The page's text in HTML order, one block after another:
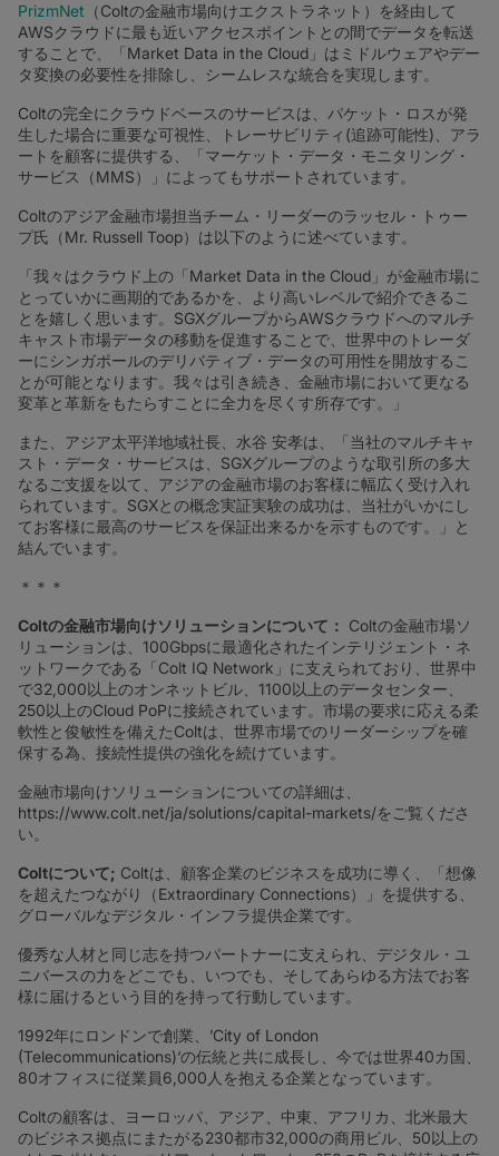
PrizmNet （Coltの金融市場向けエクストラネット）を経由して
AWSクラウドに最も近いアクセスポイントとの間でデータを転送
することで、「Market Data in the Cloud」はミドルウェアやデー
タ変換の必要性を排除し、シームレスな統合を実現します。
Coltの完全にクラウドベースのサービスは、パケット・ロスが発
生した場合に重要な可視性、トレーサビリティ(追跡可能性)、アラ
ートを顧客に提供する、「マーケット・データ・モニタリング・
サービス（MMS）」によってもサポートされています。
Coltのアジア金融市場担当チーム・リーダーのラッセル・トゥー
プ氏（Mr. Russell Toop）は以下のように述べています。
「我々はクラウド上の「Market Data in the Cloud」が金融市場に
とっていかに画期的であるかを、より高いレベルで紹介できるこ
とを嬉しく思います。SGXグループからAWSクラウドへのマルチ
キャスト市場データの移動を促進することで、世界中のトレーダ
ーにシンガポールのデリバティブ・データの可用性を開放するこ
とが可能となります。我々は引き続き、金融市場において更なる
変革と革新をもたらすことに全力を尽くす所存です。」
また、アジア太平洋地域社長、水谷 安孝は、「当社のマルチキャ
スト・データ・サービスは、SGXグループのような取引所の多大
なるご支援を以て、アジアの金融市場のお客様に幅広く受け入れ
られています。SGXとの概念実証実験の成功は、当社がいかにし
てお客様に最高のサービスを保証出来るかを示すものです。」と
結んでいます。
＊＊＊
Coltの金融市場向けソリューションについて： Coltの金融市場ソ
リューションは、100Gbpsに最適化されたインテリジェント・ネ
ットワークである「Colt IQ Network」に支えられており、世界中
で32,000以上のオンネットビル、1100以上のデータセンター、
250以上のCloud PoPに接続されています。市場の要求に応える柔
軟性と俊敏性を備えたColtは、世界市場でのリーダーシップを確
保する為、接続性提供の強化を続けています。
金融市場向けソリューションについての詳細は、
https://www.colt.net/ja/solutions/capital-markets/をご覧くださ
い。
Coltについて; Coltは、顧客企業のビジネスを成功に導く、「想像
を超えたつながり（Extraordinary Connections）」を提供する、
グローバルなデジタル・インフラ提供企業です。
優秀な人材と同じ志を持つパートナーに支えられ、デジタル・ユ
ニバースの力をどこでも、いつでも、そしてあらゆる方法でお客
様に届けるという目的を持って行動しています。
1992年にロンドンで創業、’City of London
(Telecommunications)‘の伝統と共に成長し、今では世界40カ国、
80オフィスに従業員6,000人を抱える企業となっています。
Coltの顧客は、ヨーロッパ、アジア、中東、アフリカ、北米最大
のビジネス拠点にまたがる230都市32,000の商用ビル、50以上の